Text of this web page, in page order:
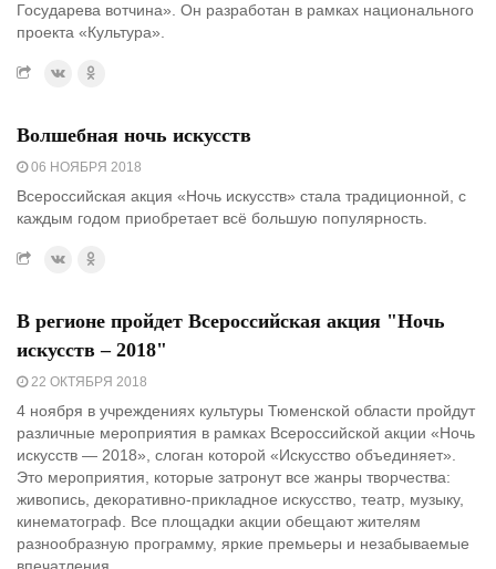
Государева вотчина». Он разработан в рамках национального
проекта «Культура».
Волшебная ночь искусств
06 НОЯБРЯ 2018
Всероссийская акция «Ночь искусств» стала традиционной, с
каждым годом приобретает всё большую популярность.
В регионе пройдет Всероссийская акция "Ночь
искусств – 2018"
22 ОКТЯБРЯ 2018
4 ноября в учреждениях культуры Тюменской области пройдут
различные мероприятия в рамках Всероссийской акции «Ночь
искусств — 2018», слоган которой «Искусство объединяет».
Это мероприятия, которые затронут все жанры творчества:
живопись, декоративно-прикладное искусство, театр, музыку,
кинематограф. Все площадки акции обещают жителям
разнообразную программу, яркие премьеры и незабываемые